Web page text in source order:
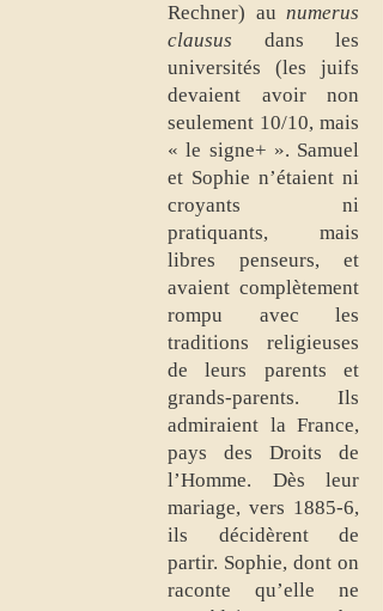
Rechner) au numerus
clausus dans les
universités (les juifs
devaient avoir non
seulement 10/10, mais
« le signe+ ». Samuel
et Sophie n’étaient ni
croyants ni
pratiquants, mais
libres penseurs, et
avaient complètement
rompu avec les
traditions religieuses
de leurs parents et
grands-parents. Ils
admiraient la France,
pays des Droits de
l’Homme. Dès leur
mariage, vers 1885-6,
ils décidèrent de
partir. Sophie, dont on
raconte qu’elle ne